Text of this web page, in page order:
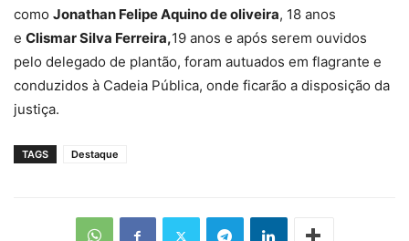
como Jonathan Felipe Aquino de oliveira, 18 anos
e Clismar Silva Ferreira,19 anos e após serem ouvidos
pelo delegado de plantão, foram autuados em flagrante e
conduzidos à Cadeia Pública, onde ficarão a disposição da
justiça.
TAGS Destaque